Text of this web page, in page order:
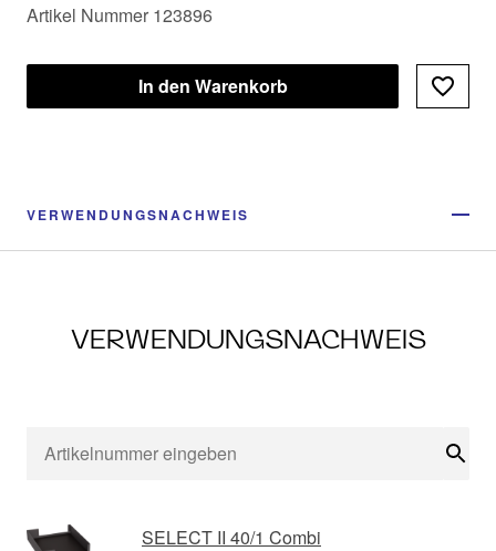
Artikel Nummer 123896
In den Warenkorb
VERWENDUNGSNACHWEIS
VERWENDUNGSNACHWEIS
SELECT II 40/1 Combi